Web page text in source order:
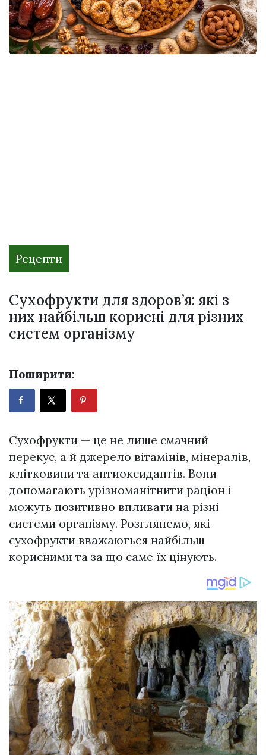
Рецепти
Сухофрукти для здоров’я: які з
них найбільш корисні для різних
систем організму
Поширити:
Сухофрукти — це не лише смачний
перекус, а й джерело вітамінів, мінералів,
клітковини та антиоксидантів. Вони
допомагають урізноманітнити раціон і
можуть позитивно впливати на різні
системи організму. Розглянемо, які
сухофрукти вважаються найбільш
корисними та за що саме їх цінують.